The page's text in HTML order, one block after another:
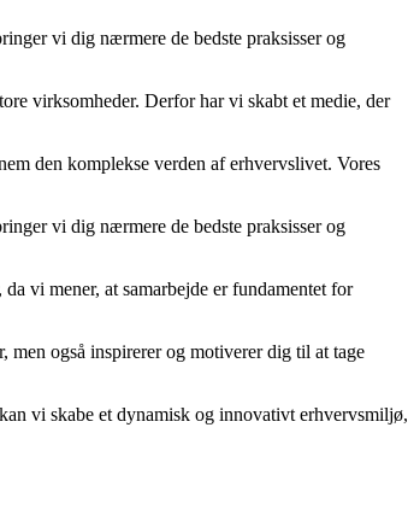
vi dig nærmere de bedste praksisser og
virksomheder. Derfor har vi skabt et medie, der
den komplekse verden af erhvervslivet. Vores
vi dig nærmere de bedste praksisser og
vi mener, at samarbejde er fundamentet for
også inspirerer og motiverer dig til at tage
vi skabe et dynamisk og innovativt erhvervsmiljø,